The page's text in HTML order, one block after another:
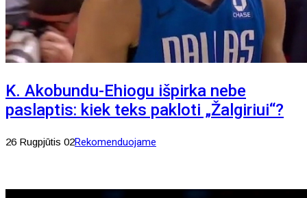
K. Akobundu-Ehiogu išpirka nebe
paslaptis: kiek teks pakloti „Žalgiriui“?
26 Rugpjūtis 02Rekomenduojame